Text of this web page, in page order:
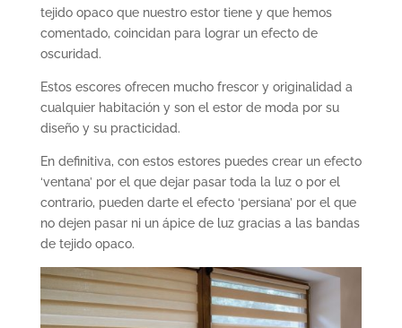
tejido opaco que nuestro estor tiene y que hemos
comentado, coincidan para lograr un efecto de
oscuridad.
Estos escores ofrecen mucho frescor y originalidad a
cualquier habitación y son el estor de moda por su
diseño y su practicidad.
En definitiva, con estos estores puedes crear un efecto
‘ventana’ por el que dejar pasar toda la luz o por el
contrario, pueden darte el efecto ‘persiana’ por el que
no dejen pasar ni un ápice de luz gracias a las bandas
de tejido opaco.